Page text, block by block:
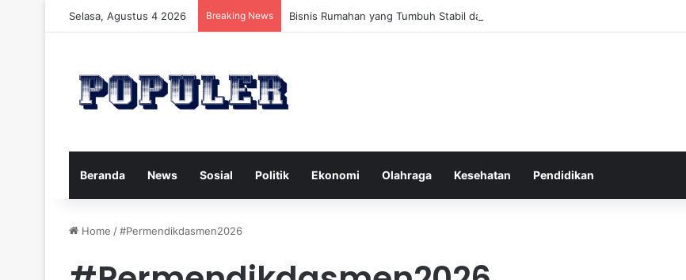
Selasa, Agustus 4 2026 Breaking News Bisnis Rumahan yang Tumbuh Stabil dan Aman untuk Pendapatan Jangka Panjang
Beranda News Sosial Politik Ekonomi Olahraga Kesehatan Pendidikan
Home /#Permendikdasmen2026